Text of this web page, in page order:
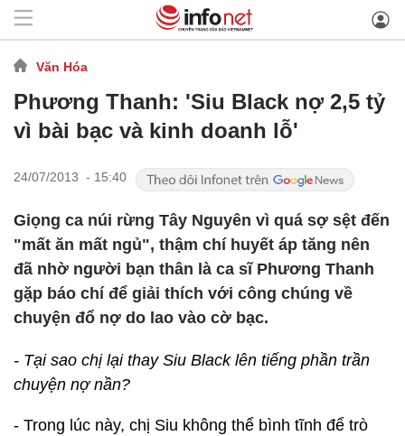
Văn Hóa
Phương Thanh: 'Siu Black nợ 2,5 tỷ
vì bài bạc và kinh doanh lỗ'
24/07/2013 - 15:40
Giọng ca núi rừng Tây Nguyên vì quá sợ sệt đến
"mất ăn mất ngủ", thậm chí huyết áp tăng nên
đã nhờ người bạn thân là ca sĩ Phương Thanh
gặp báo chí để giải thích với công chúng về
chuyện đổ nợ do lao vào cờ bạc.
- Tại sao chị lại thay Siu Black lên tiếng phần trần
chuyện nợ nần?
- Trong lúc này, chị Siu không thể bình tĩnh để trò